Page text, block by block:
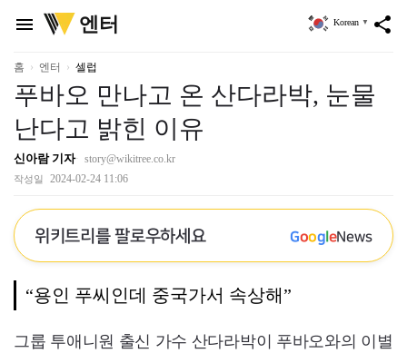
menu
위
키
리
엔터 share
Korean ▼
홈 엔터 셀럽
푸바오 만나고 온 산다라박, 눈물
난다고 밝힌 이유
신아람 기자 story@wikitree.co.kr
작성일 2024-02-24 11:06
위키트리를 팔로우하세요 GoogleNews
“용인 푸씨인데 중국가서 속상해”
그룹 투애니원 출신 가수 산다라박이 푸바오와의 이별